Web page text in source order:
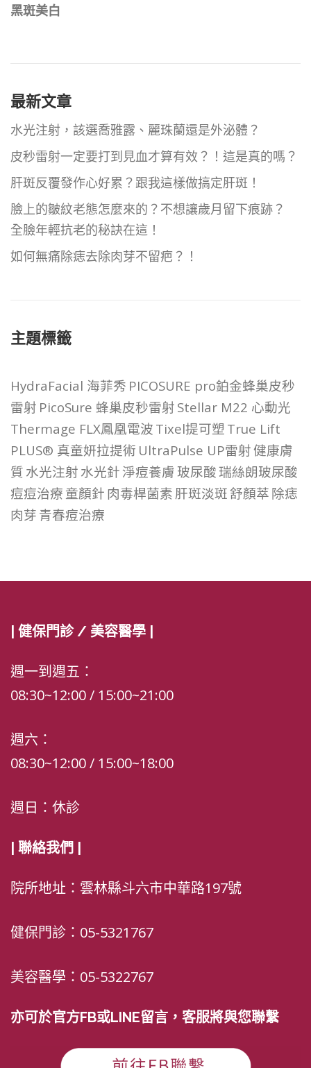
黑斑美白
最新文章
水光注射，該選喬雅露、麗珠蘭還是外泌體？
皮秒雷射一定要打到見血才算有效？！這是真的嗎？
肝斑反覆發作心好累？跟我這樣做搞定肝斑！
臉上的皺紋老態怎麼來的？不想讓歲月留下痕跡？
全臉年輕抗老的秘訣在這！
如何無痛除痣去除肉芽不留疤？！
主題標籤
HydraFacial 海菲秀 PICOSURE pro鉑金蜂巢皮秒
雷射 PicoSure 蜂巢皮秒雷射 Stellar M22 心動光
Thermage FLX鳳凰電波 Tixel提可塑 True Lift
PLUS® 真童妍拉提術 UltraPulse UP雷射健康膚
質 水光注射 水光針淨痘養膚 玻尿酸 瑞絲朗玻尿酸
痘痘治療 童顏針 肉毒桿菌素 肝斑淡斑舒顏萃 除痣
肉芽 青春痘治療
| 健保門診 / 美容醫學 |
週一到週五：
08:30~12:00 / 15:00~21:00
週六：
08:30~12:00 / 15:00~18:00
週日：休診
| 聯絡我們 |
院所地址：雲林縣斗六市中華路197號
健保門診：05-5321767
美容醫學：05-5322767
亦可於官方FB或LINE留言，客服將與您聯繫